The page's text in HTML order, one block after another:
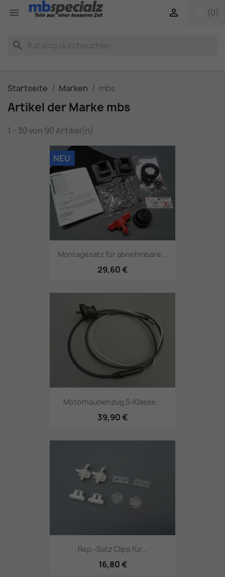
 (0)

search
Startseite Marken mbs
Artikel der Marke mbs
1 - 30 von 90 Artikel(n)
Montagesatz für abnehmbare...
29,60 €
NEU
Motorhaubenzug S-Klasse...
39,90 €
Rep.-Satz Clips für...
16,80 €